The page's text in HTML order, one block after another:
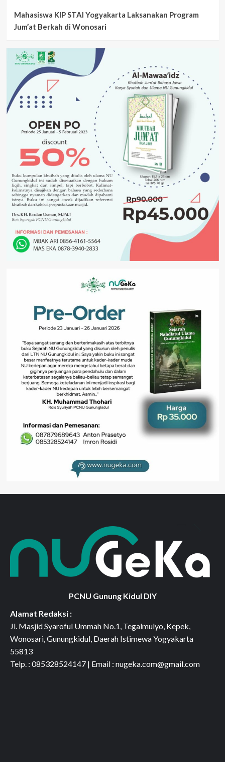
Mahasiswa KIP STAI Yogyakarta Laksanakan Program
Jum’at Berkah di Wonosari
PCNU Gunung Kidul DIY
Alamat Redaksi :
Jl. Masjid Syaroful Ummah No.1, Tegalmulyo, Kepek,
Wonosari, Gunungkidul, Daerah Istimewa Yogyakarta
55813
Telp. : 085328524147 | Email : nugeka.com@gmail.com